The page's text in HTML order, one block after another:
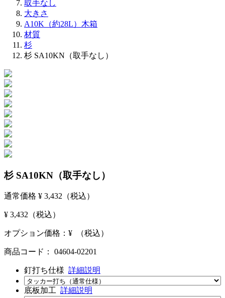
取手なし
大きさ
A10K（約28L）木箱
材質
杉
杉 SA10KN（取手なし）
杉 SA10KN（取手なし）
通常価格 ¥ 3,432 （税込）
¥ 3,432 （税込）
オプション価格：¥ （税込）
商品コード： 04604-02201
釘打ち仕様 詳細説明
底板加工 詳細説明